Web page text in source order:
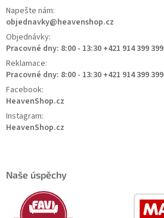
Napešte nám:
objednavky@heavenshop.cz
Objednávky:
Pracovné dny: 8:00 - 13:30 +421 914 399 399
Reklamace:
Pracovné dny: 8:00 - 13:30 +421 914 399 399
Facebook:
HeavenShop.cz
Instagram:
HeavenShop.cz
Naše úspěchy